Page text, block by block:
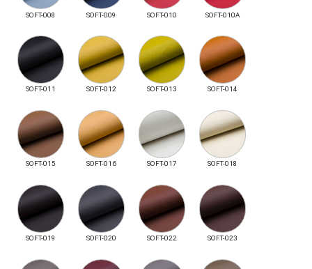
SOFT-008 SOFT-009 SOFT-010 SOFT-010A
SOFT-011 SOFT-012 SOFT-013 SOFT-014
SOFT-015 SOFT-016 SOFT-017 SOFT-018
SOFT-019 SOFT-020 SOFT-022 SOFT-023